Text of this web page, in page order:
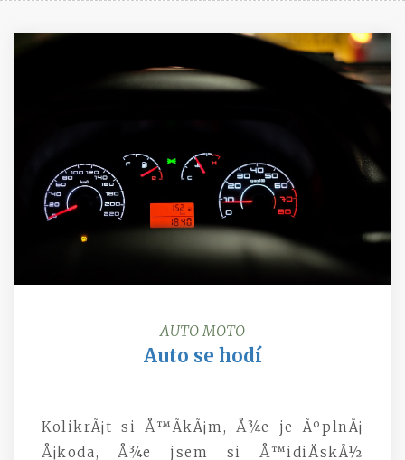
AUTO MOTO
Auto se hodí
KolikrÃ¡t si Å™Ã­kÃ¡m, Å¾e je ÃºplnÃ¡
Å¡koda, Å¾e jsem si Å™idiÄskÃ½